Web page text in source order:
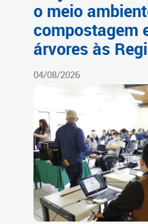
o meio
compostagem
árvores às
04/08/2026